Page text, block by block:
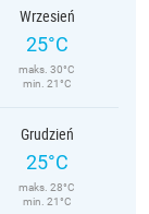
Wrzesień
25°C
maks. 30°C
min. 21°C
Grudzień
25°C
maks. 28°C
min. 21°C